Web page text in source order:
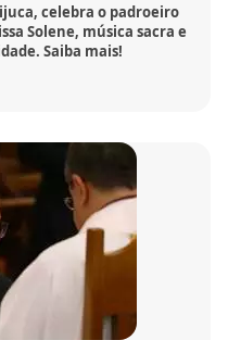
celebra o padroeiro
Solene, música sacra e
Saiba mais!